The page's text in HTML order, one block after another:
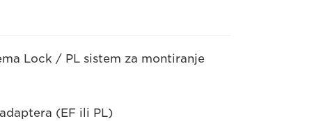
Lock / PL sistem za montiranje
(EF ili PL)